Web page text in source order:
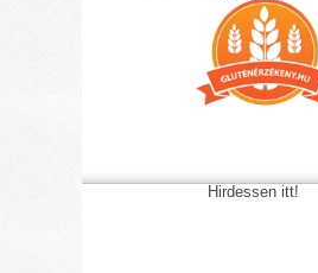
Hirdessen itt!